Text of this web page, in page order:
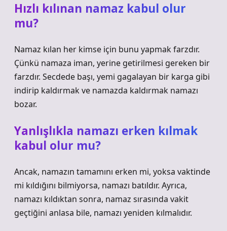
Hızlı kılınan namaz kabul olur
mu?
Namaz kılan her kimse için bunu yapmak farzdır.
Çünkü namaza iman, yerine getirilmesi gereken bir
farzdır. Secdede başı, yemi gagalayan bir karga gibi
indirip kaldırmak ve namazda kaldırmak namazı
bozar.
Yanlışlıkla namazı erken kılmak
kabul olur mu?
Ancak, namazın tamamını erken mi, yoksa vaktinde
mi kıldığını bilmiyorsa, namazı batıldır. Ayrıca,
namazı kıldıktan sonra, namaz sırasında vakit
geçtiğini anlasa bile, namazı yeniden kılmalıdır.